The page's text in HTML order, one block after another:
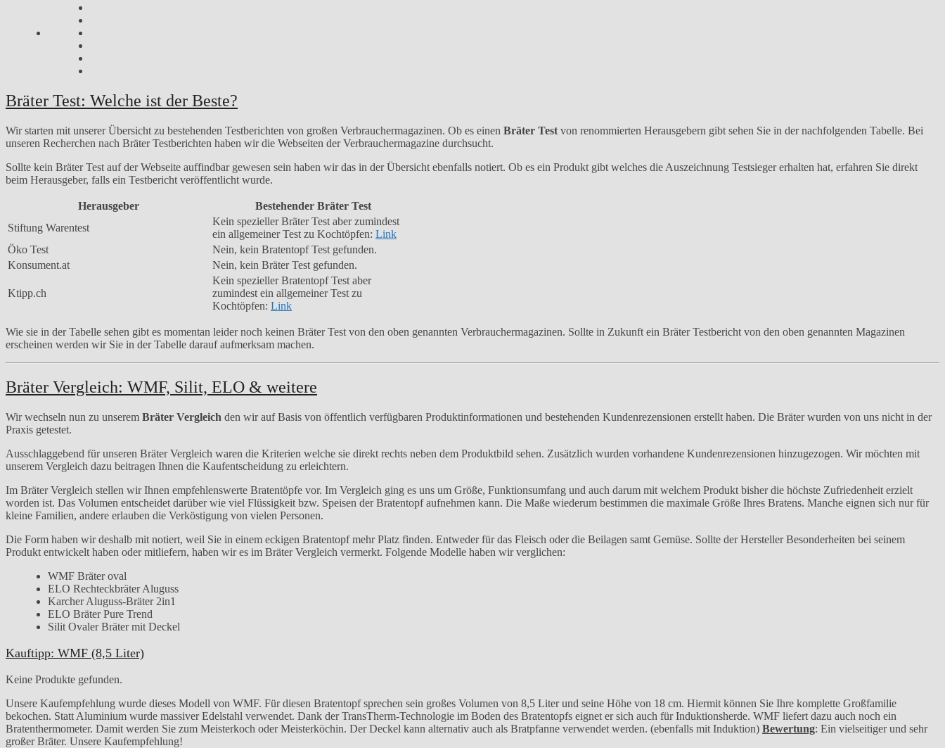
Bräter Test: Welche ist der Beste?
Wir starten mit unserer Übersicht zu bestehenden Testberichten von großen Verbrauchermagazinen. Ob es einen Bräter Test von renommierten Herausgebern gibt sehen Sie in der nachfolgenden Tabelle. Bei
unseren Recherchen nach Bräter Testberichten haben wir die Webseiten der Verbrauchermagazine durchsucht.
Sollte kein Bräter Test auf der Webseite auffindbar gewesen sein haben wir das in der Übersicht ebenfalls notiert. Ob es ein Produkt gibt welches die Auszeichnung Testsieger erhalten hat, erfahren Sie direkt
beim Herausgeber, falls ein Testbericht veröffentlicht wurde.
Herausgeber
Bestehender Bräter Test
Stiftung Warentest
Kein spezieller Bräter Test aber zumindest
ein allgemeiner Test zu Kochtöpfen: Link
Öko Test
Nein, kein Bratentopf Test gefunden.
Konsument.at
Nein, kein Bräter Test gefunden.
Ktipp.ch
Kein spezieller Bratentopf Test aber
zumindest ein allgemeiner Test zu
Kochtöpfen: Link
Wie sie in der Tabelle sehen gibt es momentan leider noch keinen Bräter Test von den oben genannten Verbrauchermagazinen. Sollte in Zukunft ein Bräter Testbericht von den oben genannten Magazinen
erscheinen werden wir Sie in der Tabelle darauf aufmerksam machen.
Bräter Vergleich: WMF, Silit, ELO & weitere
Wir wechseln nun zu unserem Bräter Vergleich den wir auf Basis von öffentlich verfügbaren Produktinformationen und bestehenden Kundenrezensionen erstellt haben. Die Bräter wurden von uns nicht in der
Praxis getestet.
Ausschlaggebend für unseren Bräter Vergleich waren die Kriterien welche sie direkt rechts neben dem Produktbild sehen. Zusätzlich wurden vorhandene Kundenrezensionen hinzugezogen. Wir möchten mit
unserem Vergleich dazu beitragen Ihnen die Kaufentscheidung zu erleichtern.
Im Bräter Vergleich stellen wir Ihnen empfehlenswerte Bratentöpfe vor. Im Vergleich ging es uns um Größe, Funktionsumfang und auch darum mit welchem Produkt bisher die höchste Zufriedenheit erzielt
worden ist. Das Volumen entscheidet darüber wie viel Flüssigkeit bzw. Speisen der Bratentopf aufnehmen kann. Die Maße wiederum bestimmen die maximale Größe Ihres Bratens. Manche eignen sich nur für
kleine Familien, andere erlauben die Verköstigung von vielen Personen.
Die Form haben wir deshalb mit notiert, weil Sie in einem eckigen Bratentopf mehr Platz finden. Entweder für das Fleisch oder die Beilagen samt Gemüse. Sollte der Hersteller Besonderheiten bei seinem
Produkt entwickelt haben oder mitliefern, haben wir es im Bräter Vergleich vermerkt. Folgende Modelle haben wir verglichen:
WMF Bräter oval
ELO Rechteckbräter Aluguss
Karcher Aluguss-Bräter 2in1
ELO Bräter Pure Trend
Silit Ovaler Bräter mit Deckel
Kauftipp: WMF (8,5 Liter)
Keine Produkte gefunden.
Unsere Kaufempfehlung wurde dieses Modell von WMF. Für diesen Bratentopf sprechen sein großes Volumen von 8,5 Liter und seine Höhe von 18 cm. Hiermit können Sie Ihre komplette Großfamilie
bekochen. Statt Aluminium wurde massiver Edelstahl verwendet. Dank der TransTherm-Technologie im Boden des Bratentopfs eignet er sich auch für Induktionsherde. WMF liefert dazu auch noch ein
Bratenthermometer. Damit werden Sie zum Meisterkoch oder Meisterköchin. Der Deckel kann alternativ auch als Bratpfanne verwendet werden. (ebenfalls mit Induktion) Bewertung: Ein vielseitiger und sehr
großer Bräter. Unsere Kaufempfehlung!